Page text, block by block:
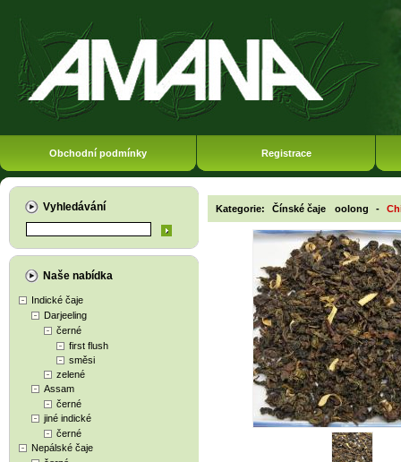
Obchodní podmínky Registrace
Vyhledávání
Naše nabídka
Indické čaje
Darjeeling
černé
first flush
směsi
zelené
Assam
černé
jiné indické
černé
Nepálské čaje
Kategorie: Čínské čaje oolong -